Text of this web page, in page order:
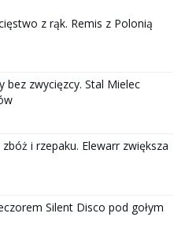
z rąk. Remis z Polonią
bez zwycięzcy. Stal Mielec
i rzepaku. Elewarr zwiększa
Silent Disco pod gołym